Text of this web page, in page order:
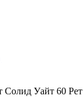
Солид Уайт 60 Рет